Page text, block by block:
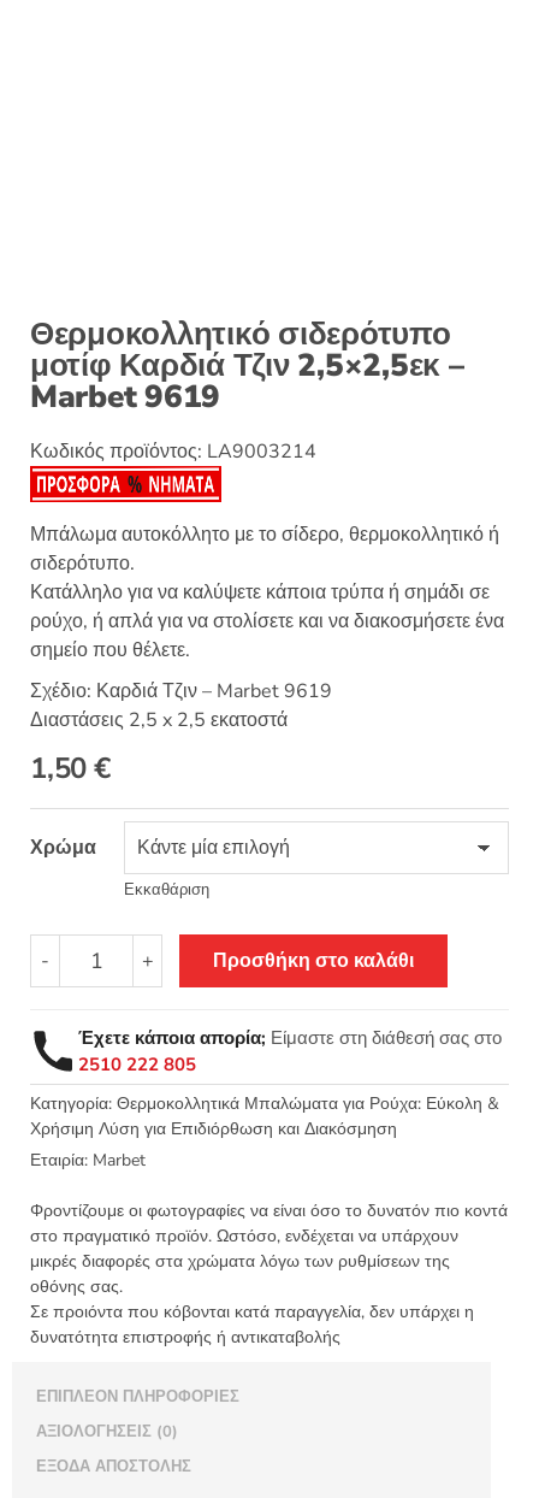
Θερμοκολλητικό σιδερότυπο
μοτίφ Καρδιά Τζιν 2,5×2,5εκ –
Marbet 9619
Κωδικός προϊόντος: LA9003214
Μπάλωμα αυτοκόλλητο με το σίδερο, θερμοκολλητικό ή
σιδερότυπο.
Κατάλληλο για να καλύψετε κάποια τρύπα ή σημάδι σε
ρούχο, ή απλά για να στολίσετε και να διακοσμήσετε ένα
σημείο που θέλετε.
Σχέδιο: Καρδιά Τζιν – Marbet 9619
Διαστάσεις 2,5 x 2,5 εκατοστά
1,50€
Χρώμα
Εκκαθάριση
-
Θερμοκολλητικό
σιδερότυπο
Καρδιά
Τζιν
2,5x2,5εκ
-
Marbet
9619
+ Προσθήκη στο καλάθι
Έχετε κάποια απορία; Είμαστε στη διάθεσή σας στο
2510 222 805
Κατηγορία: Θερμοκολλητικά Μπαλώματα για Ρούχα: Εύκολη &
Χρήσιμη Λύση για Επιδιόρθωση και Διακόσμηση
Εταιρία: Marbet
Φροντίζουμε οι φωτογραφίες να είναι όσο το δυνατόν πιο κοντά
στο πραγματικό προϊόν. Ωστόσο, ενδέχεται να υπάρχουν
μικρές διαφορές στα χρώματα λόγω των ρυθμίσεων της
οθόνης σας.
Σε προιόντα που κόβονται κατά παραγγελία, δεν υπάρχει η
δυνατότητα επιστροφής ή αντικαταβολής
ΕΠΙΠΛΈΟΝ ΠΛΗΡΟΦΟΡΊΕΣ
ΑΞΙΟΛΟΓΉΣΕΙΣ (0)
ΈΞΟΔΑ ΑΠΟΣΤΟΛΉΣ